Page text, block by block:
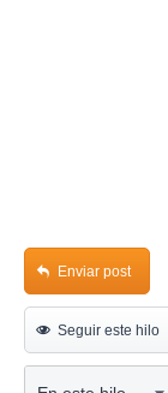
Enviar post
Seguir este hilo